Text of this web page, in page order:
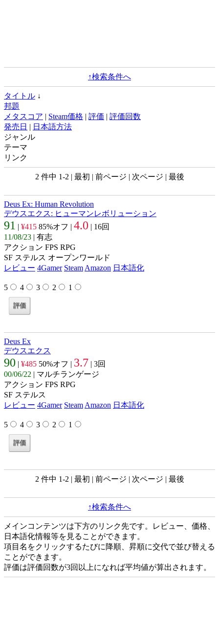
↑検索条件へ
タイトル ↓
邦題
メタスコア | Steam価格 | 評価 | 評価回数
発売日 | 日本語方法
ジャンル
テーマ
リンク
2 件中 1-2 | 最初 | 前ページ | 次ページ | 最後
Deus Ex: Human Revolution
デウスエクス: ヒューマンレボリューション
91 | ¥415 85%オフ | 4.0 | 16回
11/08/23 | 有志
アクション FPS RPG
SF ステルス オープンワールド
レビュー 4Gamer Steam Amazon 日本語化
5 4 3 2 1
Deus Ex
デウスエクス
90 | ¥485 50%オフ | 3.7 | 3回
00/06/22 | マルチランゲージ
アクション FPS RPG
SF ステルス
レビュー 4Gamer Steam Amazon 日本語化
5 4 3 2 1
2 件中 1-2 | 最初 | 前ページ | 次ページ | 最後
↑検索条件へ
メインコンテンツは下方のリンク先です。レビュー、価格、
日本語化情報等を見ることができます。
項目名をクリックするたびに降順、昇順に交代で並び替える
ことができます。
評価は評価回数が3回以上になれば平均値が算出されます。